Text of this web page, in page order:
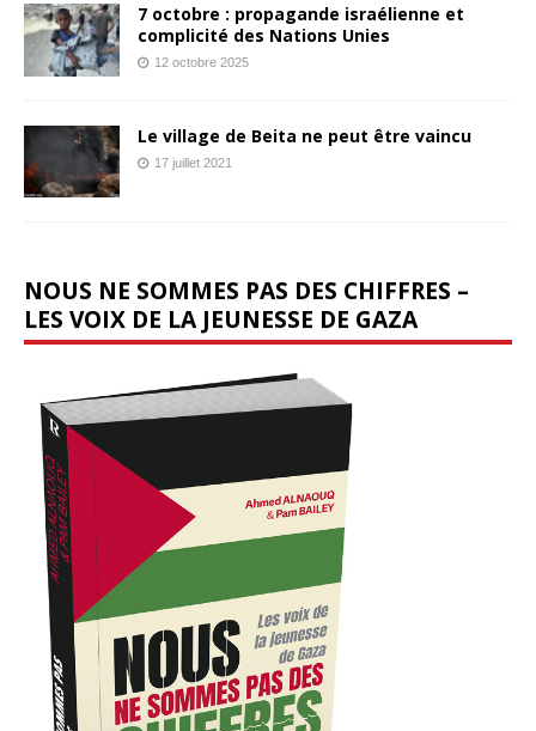
7 octobre : propagande israélienne et
complicité des Nations Unies
12 octobre 2025
Le village de Beita ne peut être vaincu
17 juillet 2021
NOUS NE SOMMES PAS DES CHIFFRES –
LES VOIX DE LA JEUNESSE DE GAZA